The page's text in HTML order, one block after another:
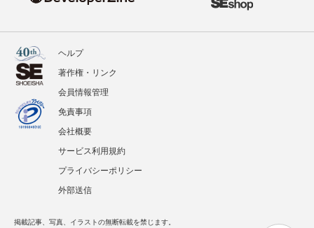
ヘルプ
著作権・リンク
会員情報管理
免責事項
会社概要
サービス利用規約
プライバシーポリシー
外部送信
掲載記事、写真、イラストの無断転載を禁じます。